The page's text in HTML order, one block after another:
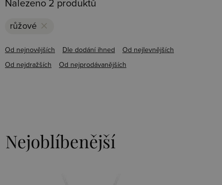
Nalezeno 2 produktů
růžové clear
Od nejnovějších Dle dodání ihned Od nejlevnějších
Od nejdražších Od nejprodávanějších
Nejoblíbenější